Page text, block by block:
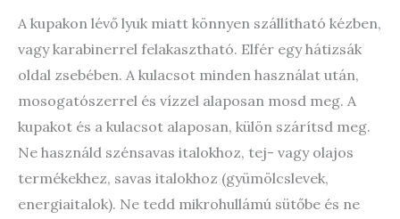
A kupakon lévő lyuk miatt könnyen szállítható kézben,
vagy karabinerrel felakasztható. Elfér egy hátizsák
oldal zsebében. A kulacsot minden használat után,
mosogatószerrel és vízzel alaposan mosd meg. A
kupakot és a kulacsot alaposan, külön szárítsd meg.
Ne használd szénsavas italokhoz, tej- vagy olajos
termékekhez, savas italokhoz (gyümölcslevek,
energiaitalok). Ne tedd mikrohullámú sütőbe és ne